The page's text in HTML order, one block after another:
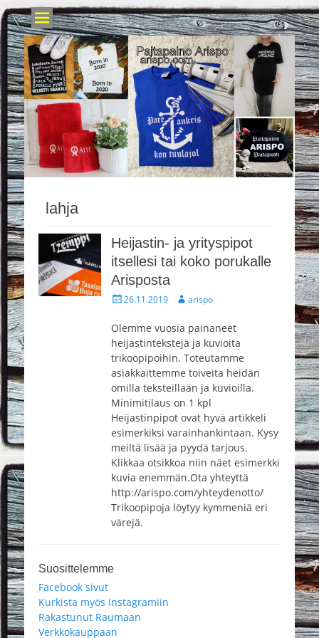
arispo.com
Paitapaino
lahja
Heijastin- ja yrityspipot
itsellesi tai koko porukalle
Arisposta
Posted26.11.2019 Author
arispo
Olemme vuosia painaneet
heijastintekstejä ja kuvioita
trikoopipoihin. Toteutamme
asiakkaittemme toiveita heidän
omilla teksteillään ja kuvioilla.
Minimitilaus on 1 kpl
Heijastinpipot ovat hyvä artikkeli
esimerkiksi varainhankintaan. Kysy
meiltä lisää ja pyydä tarjous.
Klikkaa otsikkoa niin näet esimerkki
kuvia enemmän.Ota yhteyttä
http://arispo.com/yhteydenotto/
Trikoopipoja löytyy kymmeniä eri
värejä.
Suosittelemme
Facebook sivut
Kurkista myös Instagramiin
Rakastunut Raumaan
Verkkokauppaan